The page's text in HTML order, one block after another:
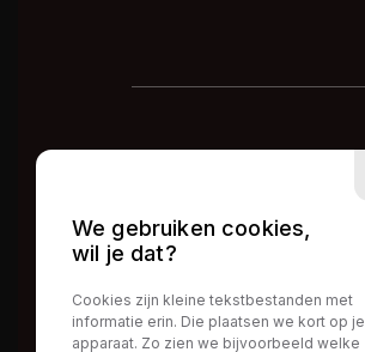
We gebruiken cookies,
wil je dat?
Cookies zijn kleine tekstbestanden met
informatie erin. Die plaatsen we kort op je
apparaat. Zo zien we bijvoorbeeld welke